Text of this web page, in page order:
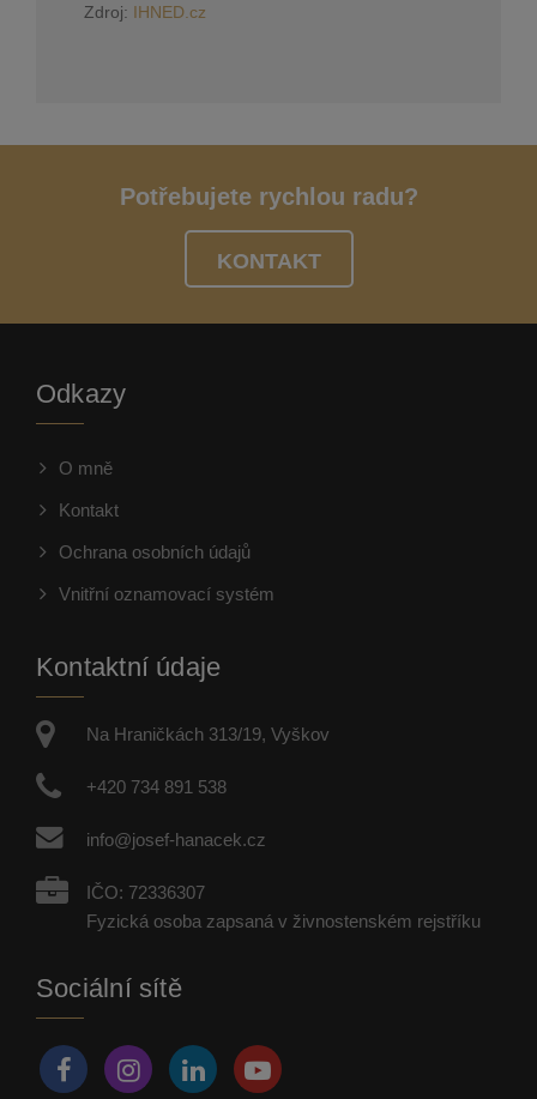
Zdroj: IHNED.cz
Potřebujete rychlou radu?
KONTAKT
Odkazy
O mně
Kontakt
Ochrana osobních údajů
Vnitřní oznamovací systém
Kontaktní údaje
Na Hraničkách 313/19, Vyškov
+420 734 891 538
info@josef-hanacek.cz
IČO: 72336307
Fyzická osoba zapsaná v živnostenském rejstříku
Sociální sítě